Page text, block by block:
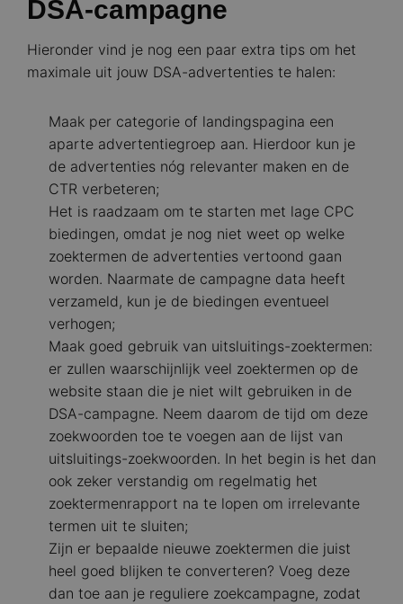
DSA-campagne
Hieronder vind je nog een paar extra tips om het
maximale uit jouw DSA-advertenties te halen:
Maak per categorie of landingspagina een
aparte advertentiegroep aan. Hierdoor kun je
de advertenties nóg relevanter maken en de
CTR verbeteren;
Het is raadzaam om te starten met lage CPC
biedingen, omdat je nog niet weet op welke
zoektermen de advertenties vertoond gaan
worden. Naarmate de campagne data heeft
verzameld, kun je de biedingen eventueel
verhogen;
Maak goed gebruik van uitsluitings-zoektermen:
er zullen waarschijnlijk veel zoektermen op de
website staan die je niet wilt gebruiken in de
DSA-campagne. Neem daarom de tijd om deze
zoekwoorden toe te voegen aan de lijst van
uitsluitings-zoekwoorden. In het begin is het dan
ook zeker verstandig om regelmatig het
zoektermenrapport na te lopen om irrelevante
termen uit te sluiten;
Zijn er bepaalde nieuwe zoektermen die juist
heel goed blijken te converteren? Voeg deze
dan toe aan je reguliere zoekcampagne, zodat